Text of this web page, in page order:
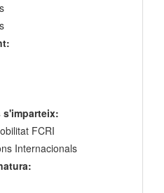
s'imparteix:
FCRI
Internacionals